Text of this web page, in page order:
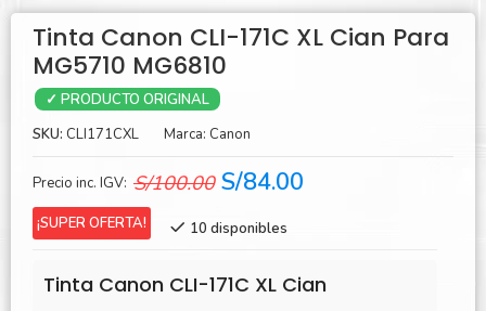
Tinta Canon CLI-171C XL Cian Para
MG5710 MG6810
✓ PRODUCTO ORIGINAL
SKU: CLI171CXL Marca: Canon
Precio inc. IGV: S/100.00 El
original
S/100.00.
S/84.00
S/84.00.
¡SUPER OFERTA! 10 disponibles
Tinta Canon CLI-171C XL Cian